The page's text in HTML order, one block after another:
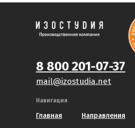
Главная
Навигация
Направления
8 800 201-07-37
mail@izostudia.net